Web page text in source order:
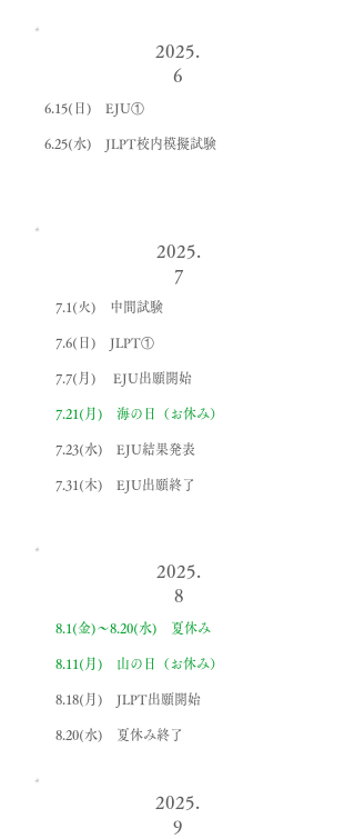
2025.
6
6.15(日) EJU①
6.25(水) JLPT校内模擬試験
2025.
7
7.1(火) 中間試験
7.6(日) JLPT①
7.7(月) EJU出願開始
7.21(月) 海の日（お休み）
7.23(水) EJU結果発表
7.31(木) EJU出願終了
2025.
8
8.1(金)〜8.20(水) 夏休み
8.11(月) 山の日（お休み）
8.18(月) JLPT出願開始
8.20(水) 夏休み終了
2025.
9